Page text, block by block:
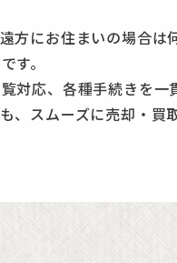
方にお住まいの場合は
す。
対応、各種手続きを一
、スムーズに売却・買
に出ていない物件でも
いろな条件を短期間で